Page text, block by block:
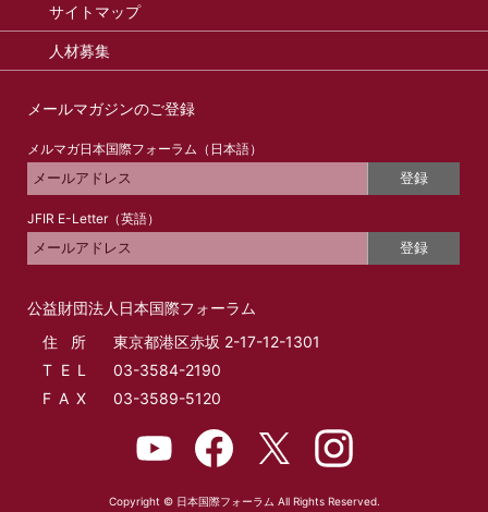
サイトマップ
人材募集
メールマガジンのご登録
メルマガ日本国際フォーラム（日本語）
登録
JFIR E-Letter（英語）
登録
公益財団法人日本国際フォーラム
住所
東京都港区赤坂 2-17-12-1301
T E L
03-3584-2190
F A X
03-3589-5120
Copyright © 日本国際フォーラム All Rights Reserved.